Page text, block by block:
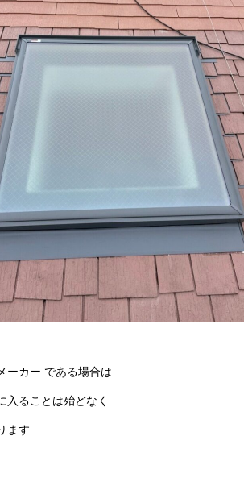
ーカー である場合は
入ることは殆どなく
ます